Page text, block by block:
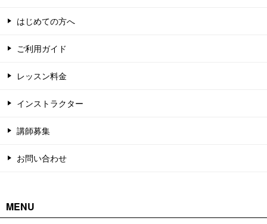
はじめての方へ
ご利用ガイド
レッスン料金
インストラクター
講師募集
お問い合わせ
MENU